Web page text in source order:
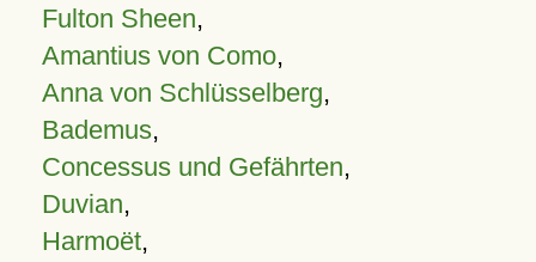
Fulton Sheen,
Amantius von Como,
Anna von Schlüsselberg,
Bademus,
Concessus und Gefährten,
Duvian,
Harmoët,